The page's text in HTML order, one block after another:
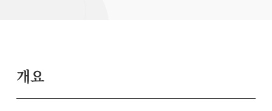
개요